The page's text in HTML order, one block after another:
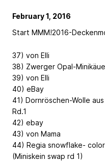
February 1, 2016
Start MMM!2016-
37) von Elli
38) Zwerger Opal-
39) von Elli
40) eBay
41) Dornröschen-Wolle
Rd.1
42) ebay
43) von Mama
44) Regia snowflake-
(Miniskein swap rd 1)